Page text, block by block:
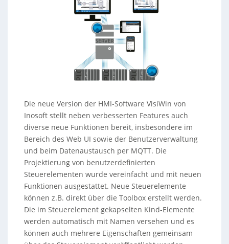
Die neue Version der HMI-Software VisiWin von
Inosoft stellt neben verbesserten Features auch
diverse neue Funktionen bereit, insbesondere im
Bereich des Web UI sowie der Benutzerverwaltung
und beim Datenaustausch per MQTT. Die
Projektierung von benutzerdefinierten
Steuerelementen wurde vereinfacht und mit neuen
Funktionen ausgestattet. Neue Steuerelemente
können z.B. direkt über die Toolbox erstellt werden.
Die im Steuerelement gekapselten Kind-Elemente
werden automatisch mit Namen versehen und es
können auch mehrere Eigenschaften gemeinsam